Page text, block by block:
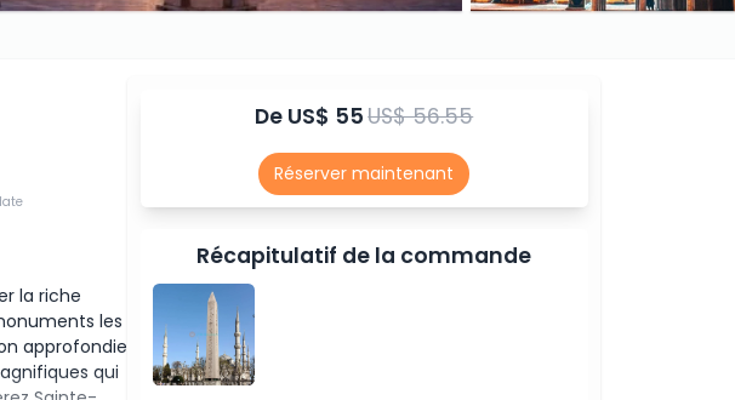
la riche
les
approfondie
qui
De US$ 55US$ 56.55
Réserver maintenant
Récapitulatif de la commande